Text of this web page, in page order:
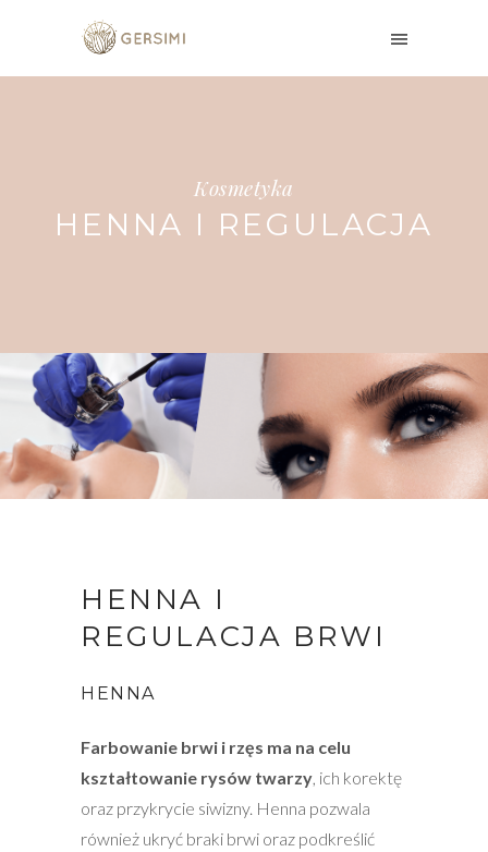
Kosmetyka
HENNA I REGULACJA
HENNA I
REGULACJA BRWI
HENNA
Farbowanie brwi i rzęs ma na celu
kształtowanie rysów twarzy, ich korektę
oraz przykrycie siwizny. Henna pozwala
również ukryć braki brwi oraz podkreślić